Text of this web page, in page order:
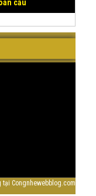
cầu
Congnhewebblog.com